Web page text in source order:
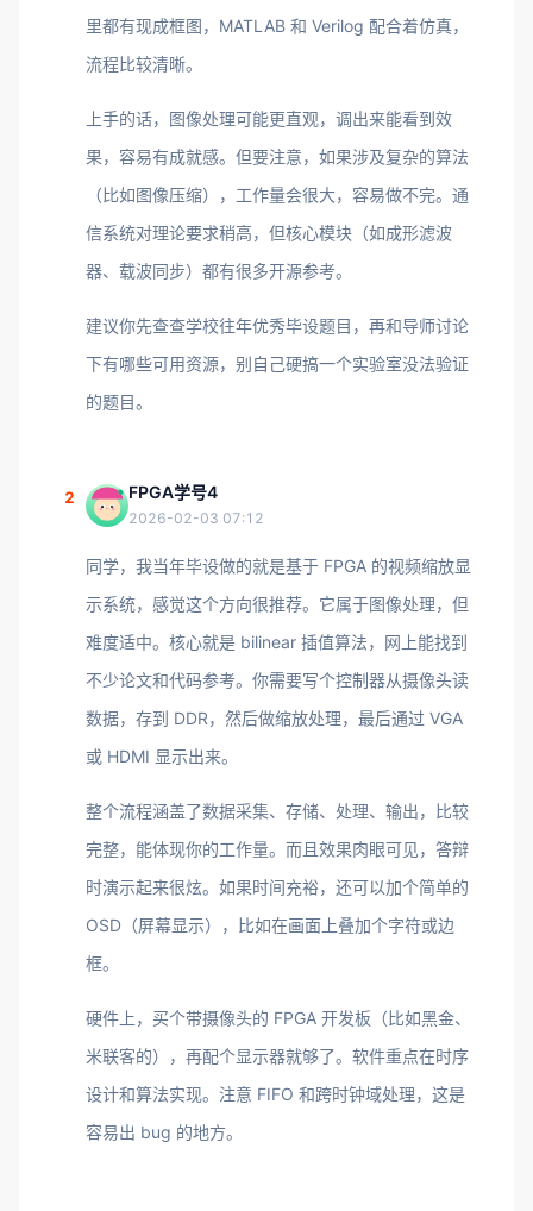
里都有现成框图，MATLAB 和 Verilog 配合着仿真，
流程比较清晰。
上手的话，图像处理可能更直观，调出来能看到效
果，容易有成就感。但要注意，如果涉及复杂的算法
（比如图像压缩），工作量会很大，容易做不完。通
信系统对理论要求稍高，但核心模块（如成形滤波
器、载波同步）都有很多开源参考。
建议你先查查学校往年优秀毕设题目，再和导师讨论
下有哪些可用资源，别自己硬搞一个实验室没法验证
的题目。
2 FPGA学号4
2026-02-03 07:12
同学，我当年毕设做的就是基于 FPGA 的视频缩放显
示系统，感觉这个方向很推荐。它属于图像处理，但
难度适中。核心就是 bilinear 插值算法，网上能找到
不少论文和代码参考。你需要写个控制器从摄像头读
数据，存到 DDR，然后做缩放处理，最后通过 VGA
或 HDMI 显示出来。
整个流程涵盖了数据采集、存储、处理、输出，比较
完整，能体现你的工作量。而且效果肉眼可见，答辩
时演示起来很炫。如果时间充裕，还可以加个简单的
OSD（屏幕显示），比如在画面上叠加个字符或边
框。
硬件上，买个带摄像头的 FPGA 开发板（比如黑金、
米联客的），再配个显示器就够了。软件重点在时序
设计和算法实现。注意 FIFO 和跨时钟域处理，这是
容易出 bug 的地方。